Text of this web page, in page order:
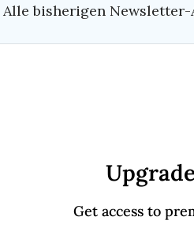
Alle bisherigen
Get access to